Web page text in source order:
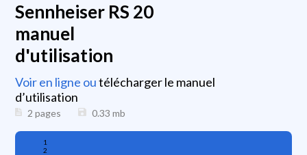
Sennheiser RS 20
manuel
d'utilisation
Voir en ligne outélécharger le manuel
d’utilisation
2 pages 0.33 mb
1
2